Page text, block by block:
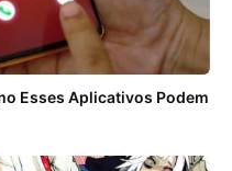
Esses Aplicativos Podem